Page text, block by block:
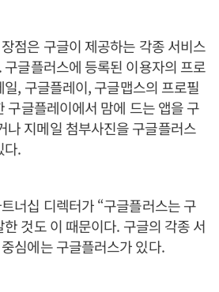
점은 구글이 제공하는 각종 서비스
글플러스에 등록된 이용자의 프로
, 구글플레이, 구글맵스의 프로필
구글플레이에서 맘에 드는 앱을 구
나 지메일 첨부사진을 구글플러스
다.
너십 디렉터가 “구글플러스는 구
것도 이 때문이다. 구글의 각종 서
심에는 구글플러스가 있다.